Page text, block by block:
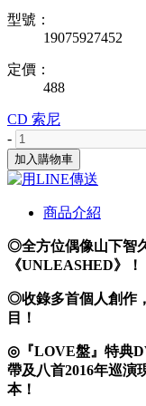
型號：
19075927452
定價：
488
CD 索尼
-
加入購物車
商品介紹
◎全方位偶像山下智
《UNLEASHED》！
◎收錄多首個人創作
目！
◎『LOVE盤』特典
帶及八首2016年巡演
本！